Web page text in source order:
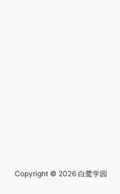
Copyright © 2026 白鹭学园